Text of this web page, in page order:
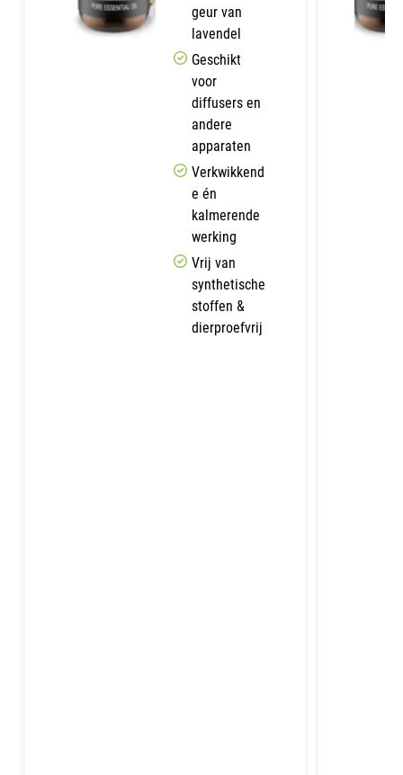
geur van
lavendel
Geschikt
voor
diffusers en
andere
apparaten
Verkwikkend
e én
kalmerende
werking
Vrij van
synthetische
stoffen &
dierproefvrij